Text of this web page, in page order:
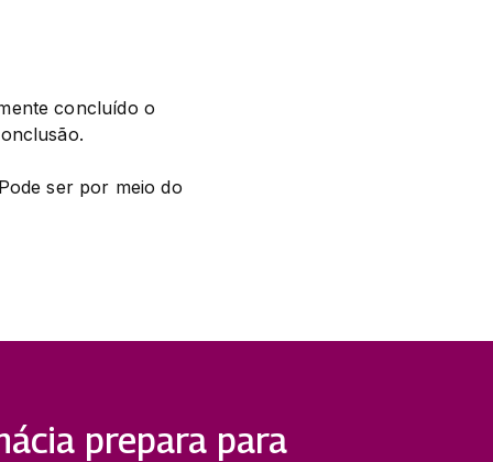
concluído o
ser por meio do
prepara para